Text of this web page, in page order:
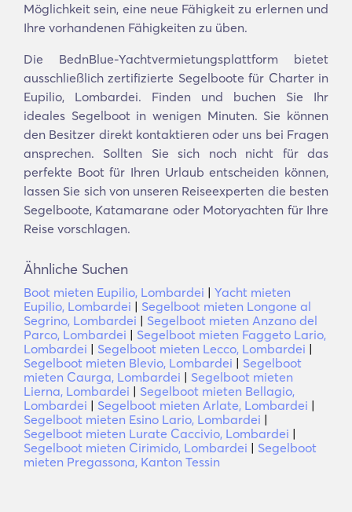
Möglichkeit sein, eine neue Fähigkeit zu erlernen und
Ihre vorhandenen Fähigkeiten zu üben.
Die BednBlue-Yachtvermietungsplattform bietet
ausschließlich zertifizierte Segelboote für Charter in
Eupilio, Lombardei. Finden und buchen Sie Ihr
ideales Segelboot in wenigen Minuten. Sie können
den Besitzer direkt kontaktieren oder uns bei Fragen
ansprechen. Sollten Sie sich noch nicht für das
perfekte Boot für Ihren Urlaub entscheiden können,
lassen Sie sich von unseren Reiseexperten die besten
Segelboote, Katamarane oder Motoryachten für Ihre
Reise vorschlagen.
Ähnliche Suchen
Boot mieten Eupilio, Lombardei | Yacht mieten
Eupilio, Lombardei | Segelboot mieten Longone al
Segrino, Lombardei | Segelboot mieten Anzano del
Parco, Lombardei | Segelboot mieten Faggeto Lario,
Lombardei | Segelboot mieten Lecco, Lombardei |
Segelboot mieten Blevio, Lombardei | Segelboot
mieten Caurga, Lombardei | Segelboot mieten
Lierna, Lombardei | Segelboot mieten Bellagio,
Lombardei | Segelboot mieten Arlate, Lombardei |
Segelboot mieten Esino Lario, Lombardei |
Segelboot mieten Lurate Caccivio, Lombardei |
Segelboot mieten Cirimido, Lombardei | Segelboot
mieten Pregassona, Kanton Tessin